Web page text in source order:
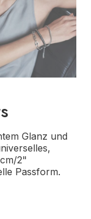
Glanz und
2"
Passform.